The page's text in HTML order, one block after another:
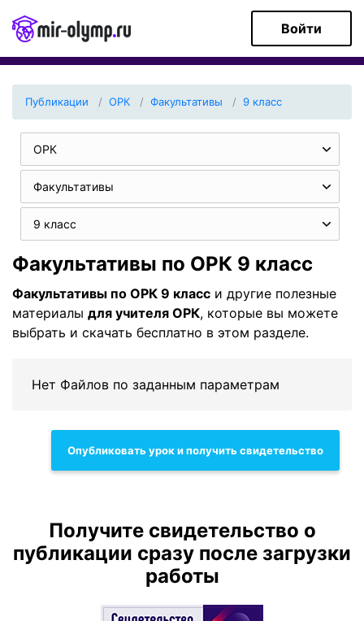
Войти
Публикации ОРК Факультативы 9 класс
ОРК
Факультативы
9 класс
Факультативы по ОРК 9 класс
Факультативы по ОРК 9 класс и другие полезные
материалы для учителя ОРК, которые вы можете
выбрать и скачать бесплатно в этом разделе.
Нет Файлов по заданным параметрам
Опубликовать урок и получить свидетельство
Получите свидетельство о
публикации сразу после загрузки
работы